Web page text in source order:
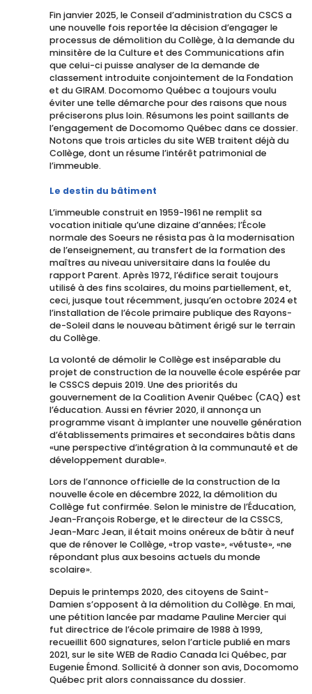
Fin janvier 2025, le Conseil d’administration du CSCS a
une nouvelle fois reportée la décision d’engager le
processus de démolition du Collège, à la demande du
minsitère de la Culture et des Communications afin
que celui-ci puisse analyser de la demande de
classement introduite conjointement de la Fondation
et du GIRAM. Docomomo Québec a toujours voulu
éviter une telle démarche pour des raisons que nous
préciserons plus loin. Résumons les point saillants de
l’engagement de Docomomo Québec dans ce dossier.
Notons que trois articles du site WEB traitent déjà du
Collège, dont un résume l’intérêt patrimonial de
l’immeuble.
Le destin du bâtiment
L’immeuble construit en 1959-1961 ne remplit sa
vocation initiale qu’une dizaine d’années; l’École
normale des Soeurs ne résista pas à la modernisation
de l’enseignement, au transfert de la formation des
maîtres au niveau universitaire dans la foulée du
rapport Parent. Après 1972, l’édifice serait toujours
utilisé à des fins scolaires, du moins partiellement, et,
ceci, jusque tout récemment, jusqu’en octobre 2024 et
l’installation de l’école primaire publique des Rayons-
de-Soleil dans le nouveau bâtiment érigé sur le terrain
du Collège.
La volonté de démolir le Collège est inséparable du
projet de construction de la nouvelle école espérée par
le CSSCS depuis 2019. Une des priorités du
gouvernement de la Coalition Avenir Québec (CAQ) est
l’éducation. Aussi en février 2020, il annonça un
programme visant à implanter une nouvelle génération
d’établissements primaires et secondaires bâtis dans
«une perspective d’intégration à la communauté et de
développement durable».
Lors de l’annonce officielle de la construction de la
nouvelle école en décembre 2022, la démolition du
Collège fut confirmée. Selon le ministre de l’Éducation,
Jean-François Roberge, et le directeur de la CSSCS,
Jean-Marc Jean, il était moins onéreux de bâtir à neuf
que de rénover le Collège, «trop vaste», «vétuste», «ne
répondant plus aux besoins actuels du monde
scolaire».
Depuis le printemps 2020, des citoyens de Saint-
Damien s’opposent à la démolition du Collège. En mai,
une pétition lancée par madame Pauline Mercier qui
fut directrice de l’école primaire de 1988 à 1999,
recueillit 600 signatures, selon l’article publié en mars
2021, sur le site WEB de Radio Canada Ici Québec, par
Eugenie Émond. Sollicité à donner son avis, Docomomo
Québec prit alors connaissance du dossier.